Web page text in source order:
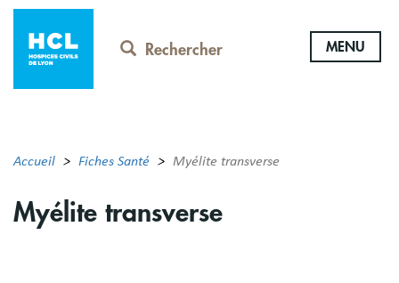
Aller
contenu
principal
Rechercher MENU
Accueil Fiches Santé Myélite transverse
Myélite transverse